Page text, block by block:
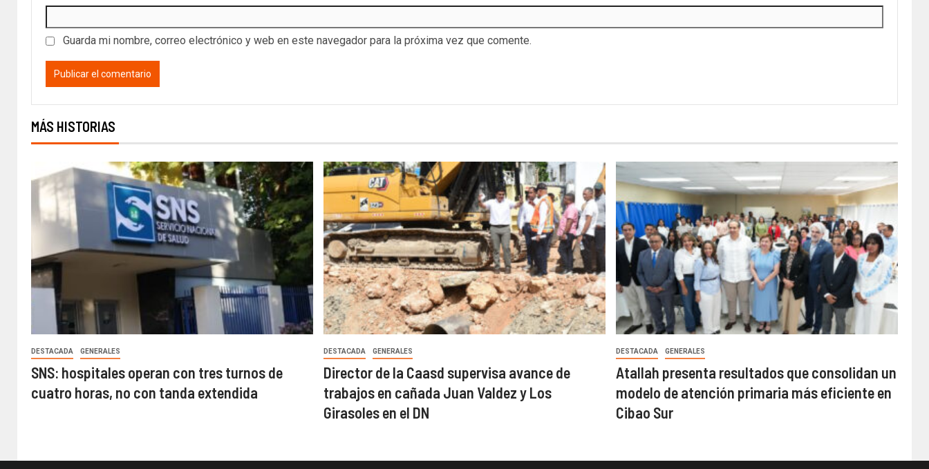
Guarda mi nombre, correo electrónico y web en este navegador para la próxima vez que comente.
MÁS HISTORIAS
DESTACADA GENERALES
SNS: hospitales operan con tres turnos de
cuatro horas, no con tanda extendida
DESTACADA GENERALES
Director de la Caasd supervisa avance de
trabajos en cañada Juan Valdez y Los
Girasoles en el DN
DESTACADA GENERALES
Atallah presenta resultados que consolidan un
modelo de atención primaria más eficiente en
Cibao Sur